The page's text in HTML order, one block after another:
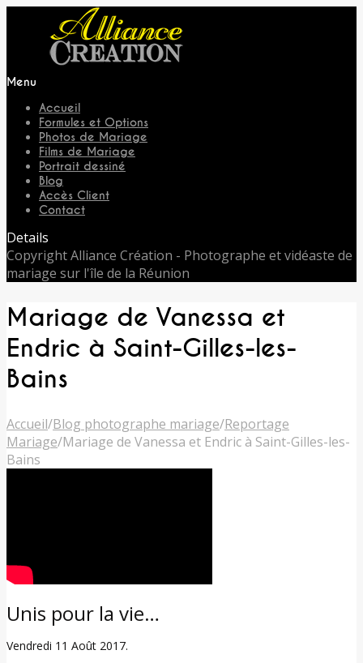
Menu
Accueil
Formules et Options
Photos de Mariage
Films de Mariage
Portrait dessiné
Blog
Accès Client
Contact
Details
Copyright Alliance Création - Photographe et vidéaste de
mariage sur l'île de la Réunion
Mariage de Vanessa et
Endric à Saint-Gilles-les-
Bains
Accueil/Blog photographe mariage/Reportage
Mariage/Mariage de Vanessa et Endric à Saint-Gilles-les-
Bains
Unis pour la vie…
Vendredi 11 Août 2017.